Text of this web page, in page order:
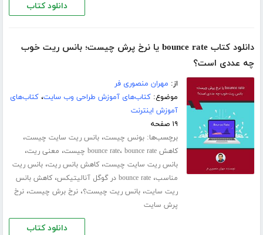
دانلود کتاب
دانلود کتاب bounce rate یا نرخ پرش چیست؛ بانس ریت خوب
چه عددی است؟
از: مهران منصوری فر
موضوع:کتاب‌های آموزش طراحی وب سایت،کتاب‌های
آموزش اینترنت
۱۹ صفحه
برچسب‌ها:بونس چیست،بانس ریت سایت چیست،
کاهش bounce rate ، bounce rate چیست ، معنی ریت،
بانس ریت سایت چیست،کاهش بانس ریت،بانس ریت
مناسب،bounce rate در گوگل آنالیتیکس ،کاهش بانس
ریت سایت،بانس ریت چیست؟،نرخ برش چیست،نرخ
پرش سایت
دانلود کتاب